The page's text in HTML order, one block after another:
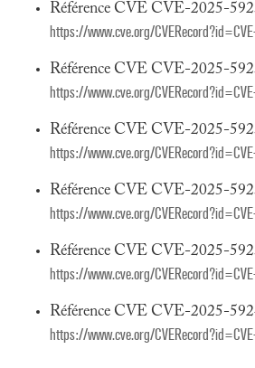
Référence CVE CVE-2025-
https://www.cve.org/
Référence CVE CVE-2025-
https://www.cve.org/
Référence CVE CVE-2025-
https://www.cve.org/
Référence CVE CVE-2025-
https://www.cve.org/
Référence CVE CVE-2025-
https://www.cve.org/
Référence CVE CVE-2025-
https://www.cve.org/